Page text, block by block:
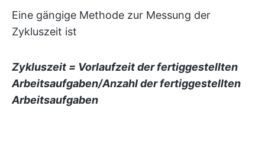
Eine gängige Methode zur Messung der
Zykluszeit ist
Zykluszeit = Vorlaufzeit der fertiggestellten
Arbeitsaufgaben/Anzahl der fertiggestellten
Arbeitsaufgaben